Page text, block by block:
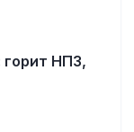
НПЗ,